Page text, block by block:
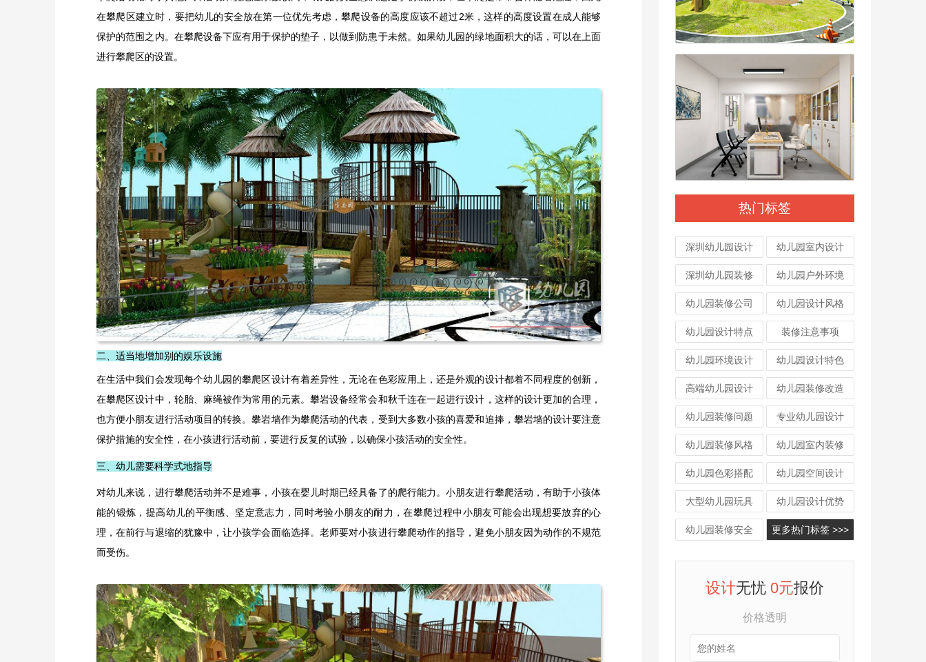
在攀爬区建立时，要把幼儿的安全放在第一位优先考虑，攀爬设备的高度应该不超过2米，这样的高度设置在成人能够
保护的范围之内。在攀爬设备下应有用于保护的垫子，以做到防患于未然。如果幼儿园的绿地面积大的话，可以在上面
进行攀爬区的设置。
二、适当地增加别的娱乐设施
在生活中我们会发现每个幼儿园的攀爬区设计有着差异性，无论在色彩应用上，还是外观的设计都着不同程度的创新，
在攀爬区设计中，轮胎、麻绳被作为常用的元素。攀岩设备经常会和秋千连在一起进行设计，这样的设计更加的合理，
也方便小朋友进行活动项目的转换。攀岩墙作为攀爬活动的代表，受到大多数小孩的喜爱和追捧，攀岩墙的设计要注意
保护措施的安全性，在小孩进行活动前，要进行反复的试验，以确保小孩活动的安全性。
三、幼儿需要科学式地指导
对幼儿来说，进行攀爬活动并不是难事，小孩在婴儿时期已经具备了的爬行能力。小朋友进行攀爬活动，有助于小孩体
能的锻炼，提高幼儿的平衡感、坚定意志力，同时考验小朋友的耐力，在攀爬过程中小朋友可能会出现想要放弃的心
理，在前行与退缩的犹豫中，让小孩学会面临选择。老师要对小孩进行攀爬动作的指导，避免小朋友因为动作的不规范
而受伤。
热门标签
深圳幼儿园设计 幼儿园室内设计
深圳幼儿园装修 幼儿园户外环境
幼儿园装修公司 幼儿园设计风格
幼儿园设计特点 装修注意事项
幼儿园环境设计 幼儿园设计特色
高端幼儿园设计 幼儿园装修改造
幼儿园装修问题 专业幼儿园设计
幼儿园装修风格 幼儿园室内装修
幼儿园色彩搭配 幼儿园空间设计
大型幼儿园玩具 幼儿园设计优势
幼儿园装修安全 更多热门标签 >>>
设计无忧0元报价
价格透明